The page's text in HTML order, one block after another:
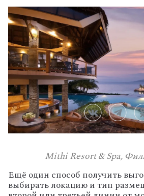
Mithi Resort & Spa,
Ещё один способ получить
выбиратьлокациюи тип